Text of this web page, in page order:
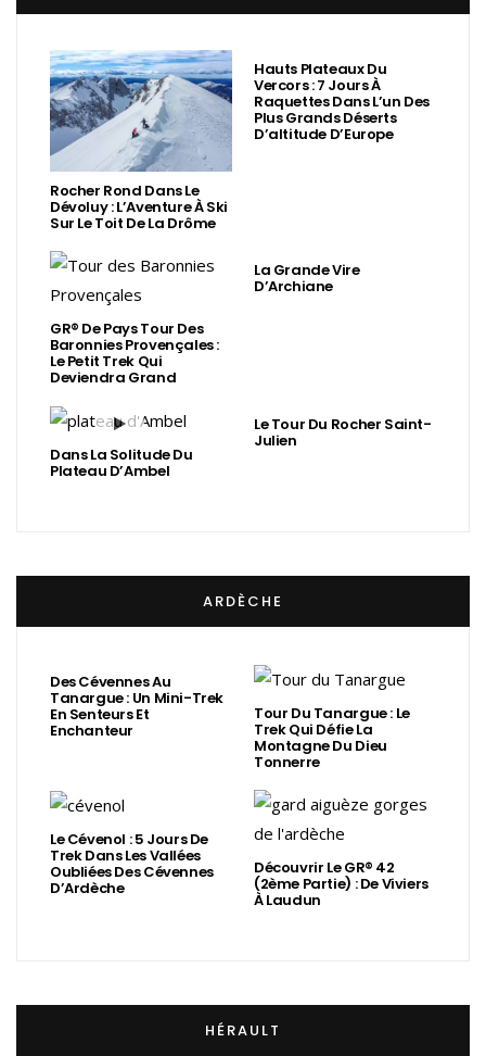
Rocher Rond Dans Le
Dévoluy : L’Aventure À Ski
Sur Le Toit De La Drôme
Hauts Plateaux Du
Vercors : 7 Jours À
Raquettes Dans L’un Des
Plus Grands Déserts
D’altitude D’Europe
GR® De Pays Tour Des
Baronnies Provençales :
Le Petit Trek Qui
Deviendra Grand
La Grande Vire
D’Archiane
Dans La Solitude Du
Plateau D’Ambel
Le Tour Du Rocher Saint-
Julien
ARDÈCHE
Des Cévennes Au
Tanargue : Un Mini-Trek
En Senteurs Et
Enchanteur
Tour Du Tanargue : Le
Trek Qui Défie La
Montagne Du Dieu
Tonnerre
Le Cévenol : 5 Jours De
Trek Dans Les Vallées
Oubliées Des Cévennes
D’Ardèche
Découvrir Le GR® 42
(2ème Partie) : De Viviers
À Laudun
HÉRAULT